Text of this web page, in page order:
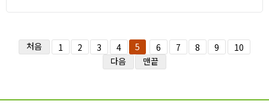
처음 1 2 3 4 5 6 7 8 9
10
다음
맨끝